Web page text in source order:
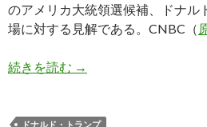
のアメリカ大統領選候補、ドナル
場に対する見解である。CNBC（
続きを読む ドナルド・トランプ
→
ドナルド・トランプ